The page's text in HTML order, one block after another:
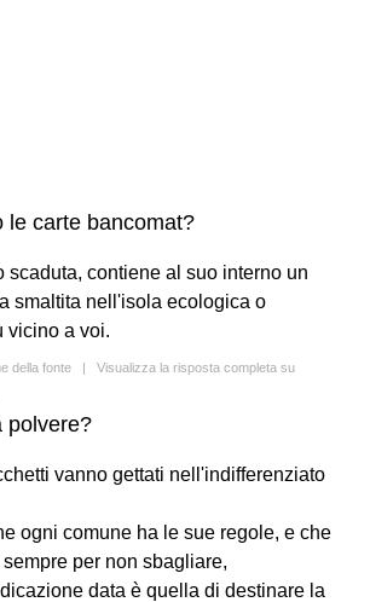
le carte bancomat?
scaduta, contiene al suo interno un
smaltita nell'isola ecologica o
vicino a voi.
della fonte | Visualizza la risposta completa su
polvere?
vanno gettati nell'indifferenziato
ogni comune ha le sue regole, e che
per non sbagliare,
data è quella di destinare la